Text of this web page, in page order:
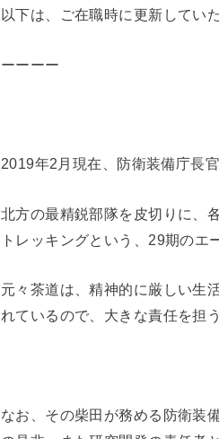
以下は、ご在職時に更新してい
ーーーー
2019年2月現在、防衛装備庁長
北方の最精鋭部隊を皮切りに、
トレッキングという、29期のエ
元々茶道は、精神的に厳しい生
れているので、大きな責任を担
なお、その柴田が務める防衛装